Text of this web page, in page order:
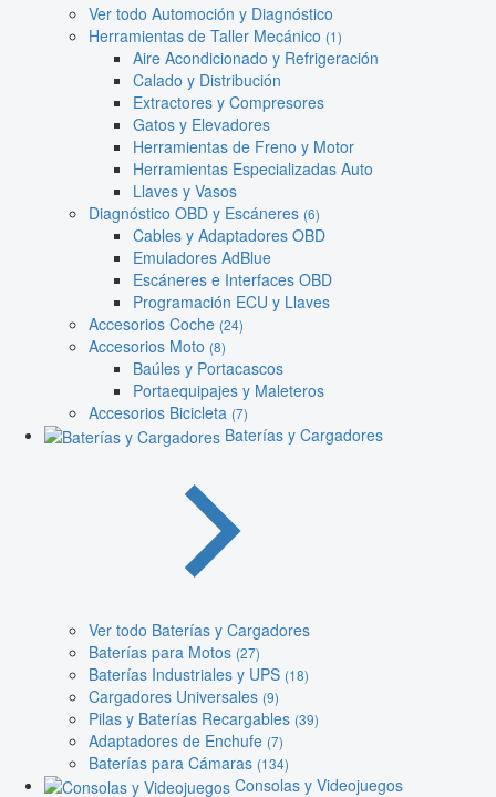
Ver todo Automoción y Diagnóstico
Herramientas de Taller Mecánico (1)
Aire Acondicionado y Refrigeración
Calado y Distribución
Extractores y Compresores
Gatos y Elevadores
Herramientas de Freno y Motor
Herramientas Especializadas Auto
Llaves y Vasos
Diagnóstico OBD y Escáneres (6)
Cables y Adaptadores OBD
Emuladores AdBlue
Escáneres e Interfaces OBD
Programación ECU y Llaves
Accesorios Coche (24)
Accesorios Moto (8)
Baúles y Portacascos
Portaequipajes y Maleteros
Accesorios Bicicleta (7)
Baterías y Cargadores
Ver todo Baterías y Cargadores
Baterías para Motos (27)
Baterías Industriales y UPS (18)
Cargadores Universales (9)
Pilas y Baterías Recargables (39)
Adaptadores de Enchufe (7)
Baterías para Cámaras (134)
Consolas y Videojuegos